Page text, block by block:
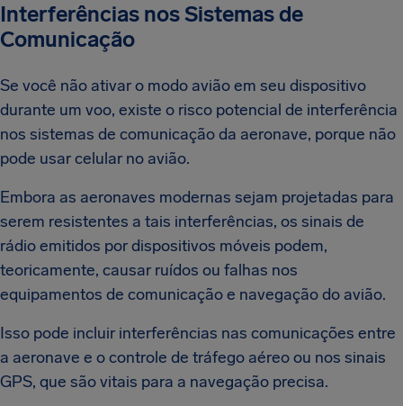
Interferências nos Sistemas de
Comunicação
Se você não ativar o modo avião em seu dispositivo
durante um voo, existe o risco potencial de interferência
nos sistemas de comunicação da aeronave, porque não
pode usar celular no avião.
Embora as aeronaves modernas sejam projetadas para
serem resistentes a tais interferências, os sinais de
rádio emitidos por dispositivos móveis podem,
teoricamente, causar ruídos ou falhas nos
equipamentos de comunicação e navegação do avião.
Isso pode incluir interferências nas comunicações entre
a aeronave e o controle de tráfego aéreo ou nos sinais
GPS, que são vitais para a navegação precisa.